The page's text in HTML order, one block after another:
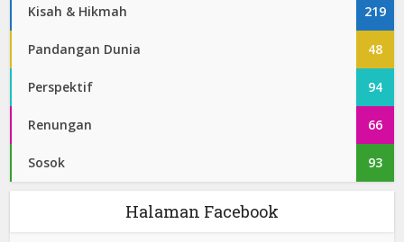
Kisah & Hikmah 219
Pandangan Dunia 48
Perspektif 94
Renungan 66
Sosok 93
Halaman Facebook